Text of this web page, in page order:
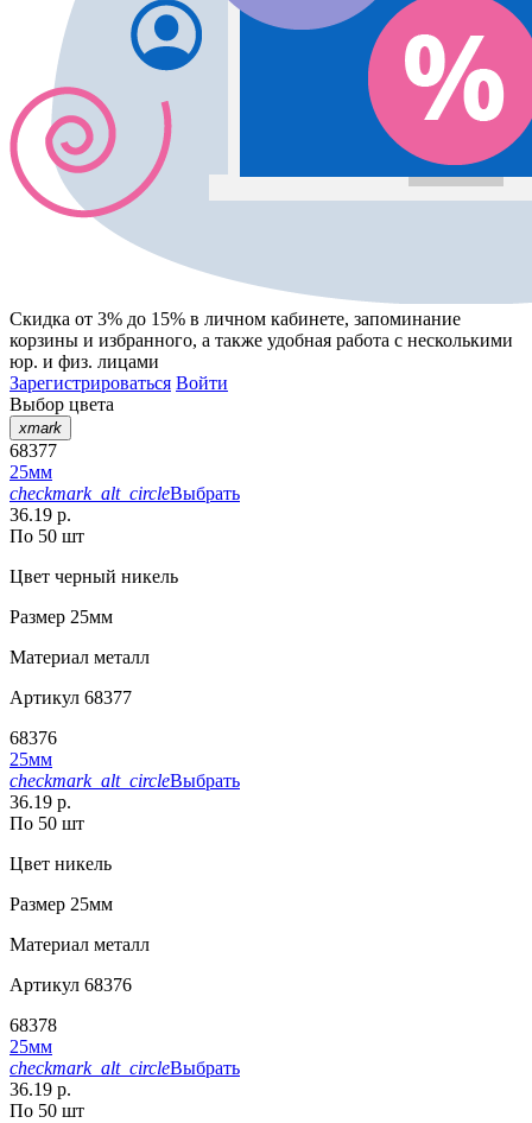
Скидка от 3% до 15% в личном кабинете, запоминание
корзины и избранного, а также удобная работа с несколькими
юр. и физ. лицами
Зарегистрироваться Войти
Выбор цвета
xmark
68377
25мм
checkmark_alt_circleВыбрать
36.19 р.
По 50 шт
Цвет черный никель
Размер 25мм
Материал металл
Артикул 68377
68376
25мм
checkmark_alt_circleВыбрать
36.19 р.
По 50 шт
Цвет никель
Размер 25мм
Материал металл
Артикул 68376
68378
25мм
checkmark_alt_circleВыбрать
36.19 р.
По 50 шт